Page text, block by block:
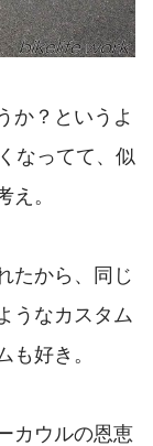
か？というよ
なってて、似
え。
たから、同じ
うなカスタム
も好き。
カウルの恩恵